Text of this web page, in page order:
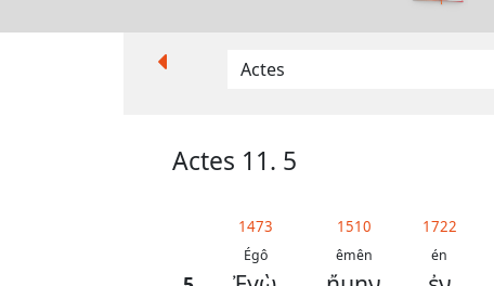
Actes 11. 5
1473
Égô
1510
êmên
1722
én